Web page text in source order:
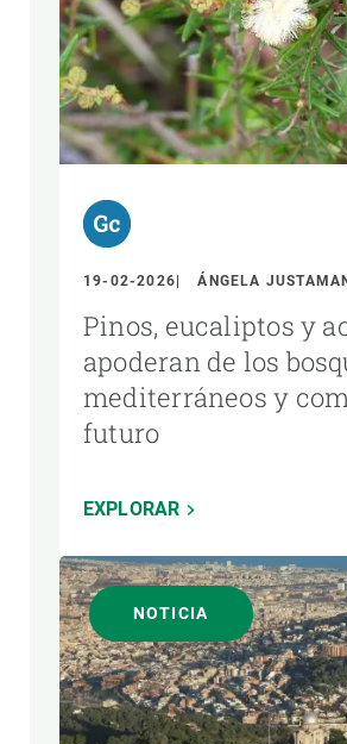
19-02-2026 ÁNGELA
Pinos, eucaliptos y
apoderan de los
mediterráneos y
futuro
EXPLORAR
NOTICIA